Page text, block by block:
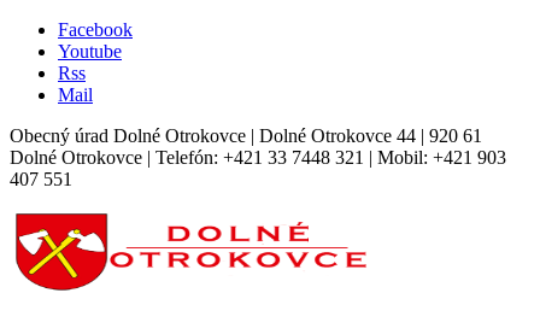
Facebook
Youtube
Rss
Mail
Obecný úrad Dolné Otrokovce | Dolné Otrokovce 44 | 920 61
Dolné Otrokovce | Telefón: +421 33 7448 321 | Mobil: +421 903
407 551